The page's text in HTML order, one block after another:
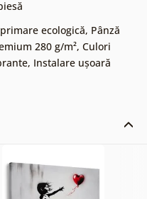
ecologică, Pânză
280 g/m², Culori
, Instalare ușoară